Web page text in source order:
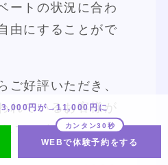
ートの状況に合わ
由にすることがで
ご好評いただき、
れているお客様が
ています。
円が→11,000円に
WEBで体験予約をする